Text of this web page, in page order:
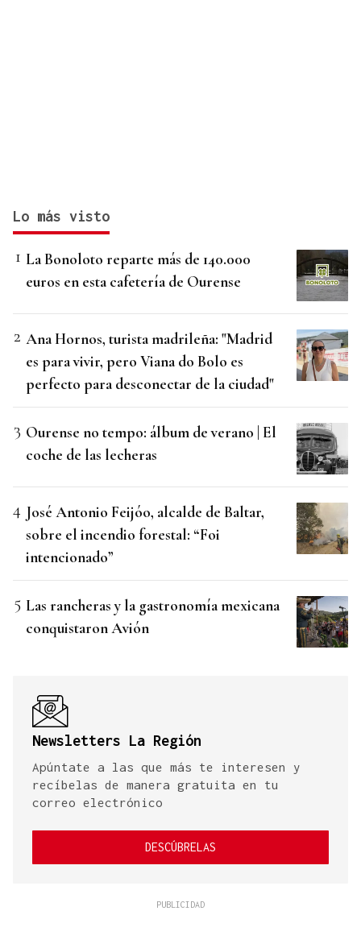
Lo más visto
La Bonoloto reparte más de 140.000
euros en esta cafetería de Ourense
Ana Hornos, turista madrileña: "Madrid
es para vivir, pero Viana do Bolo es
perfecto para desconectar de la ciudad"
Ourense no tempo: álbum de verano | El
coche de las lecheras
José Antonio Feijóo, alcalde de Baltar,
sobre el incendio forestal: “Foi
intencionado”
Las rancheras y la gastronomía mexicana
conquistaron Avión
Newsletters La Región
Apúntate a las que más te interesen y
recíbelas de manera gratuita en tu
correo electrónico
DESCÚBRELAS